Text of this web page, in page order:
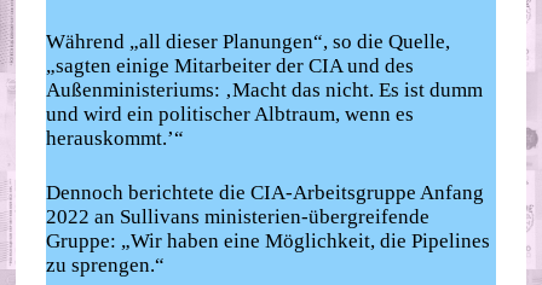
Während „all dieser Planungen“, so die Quelle,
„sagten einige Mitarbeiter der CIA und des
Außenministeriums: ‚Macht das nicht. Es ist dumm
und wird ein politischer Albtraum, wenn es
herauskommt.’“
Dennoch berichtete die CIA-Arbeitsgruppe Anfang
2022 an Sullivans ministerien-übergreifende
Gruppe: „Wir haben eine Möglichkeit, die Pipelines
zu sprengen.“